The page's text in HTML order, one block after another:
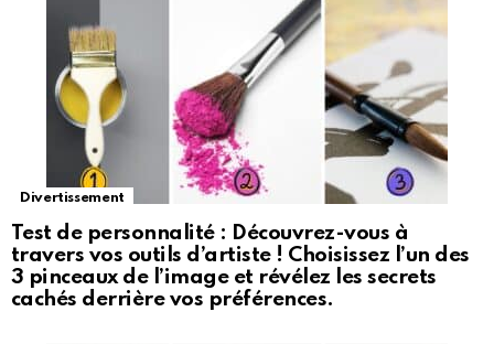
Divertissement
Test de personnalité : Découvrez-vous à
travers vos outils d’artiste ! Choisissez l’un des
3 pinceaux de l’image et révélez les secrets
cachés derrière vos préférences.